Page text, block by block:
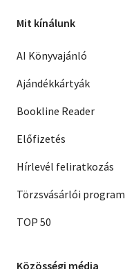
Mit kínálunk
AI Könyvajánló
Ajándékkártyák
Bookline Reader
Előfizetés
Hírlevél feliratkozás
Törzsvásárlói program
TOP 50
Közösségi média